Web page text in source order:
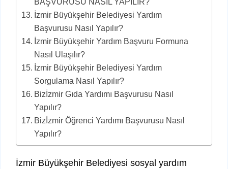
İzmir Büyükşehir Belediyesi Yardım
Başvurusu Nasıl Yapılır?
İzmir Büyükşehir Yardım Başvuru Formuna
Nasıl Ulaşılır?
İzmir Büyükşehir Belediyesi Yardım
Sorgulama Nasıl Yapılır?
Bizİzmir Gıda Yardımı Başvurusu Nasıl
Yapılır?
Bizİzmir Öğrenci Yardımı Başvurusu Nasıl
Yapılır?
İzmir Büyükşehir Belediyesi sosyal yardım